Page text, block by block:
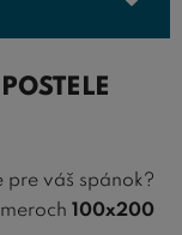
pre váš spánok?
100x200